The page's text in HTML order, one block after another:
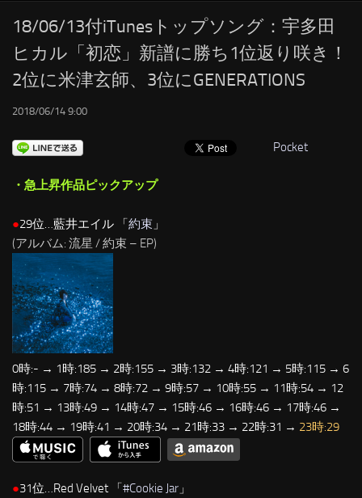
RSS
LINKS
18/06/13付iTunesトップソング：宇多田
ヒカル「初恋」新譜に勝ち1位返り咲き！
2位に米津玄師、3位にGENERATIONS
2018/06/14 9:00
Pocket
・急上昇作品ピックアップ
●29位…藍井エイル 「約束 」
(アルバム: 流星 / 約束 – EP)
0時:- → 1時:185 → 2時:155 → 3時:132 → 4時:121 → 5時:115 → 6
時:115 → 7時:74 → 8時:72 → 9時:57 → 10時:55 → 11時:54 → 12
時:51 → 13時:49 → 14時:47 → 15時:46 → 16時:46 → 17時:46 →
18時:44 → 19時:41 → 20時:34 → 21時:33 → 22時:31 → 23時:29
●31位…Red Velvet 「 #Cookie Jar 」